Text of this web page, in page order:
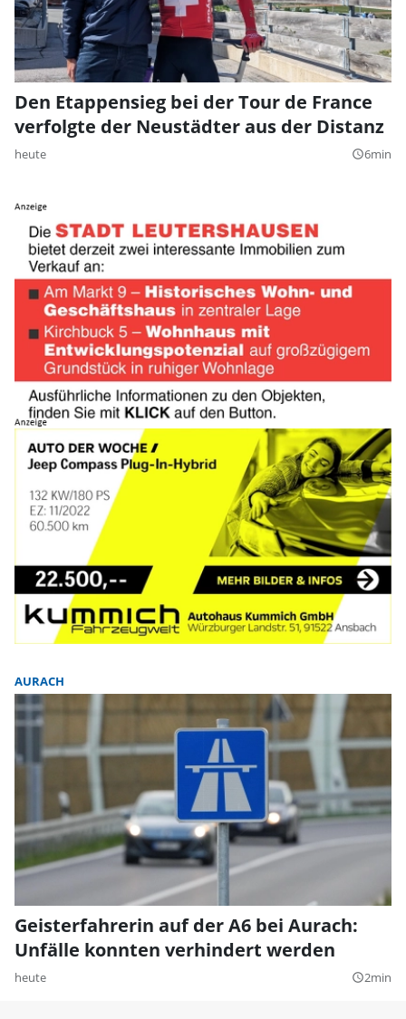
Den Etappensieg bei der Tour de France
verfolgte der Neustädter aus der Distanz
heute query_builder6min
AURACH
Geisterfahrerin auf der A6 bei Aurach:
Unfälle konnten verhindert werden
heute query_builder2min